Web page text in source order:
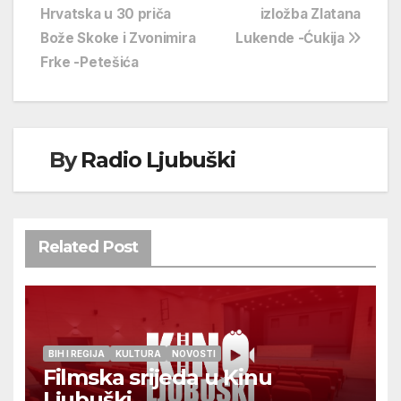
objava
izložba Zlatana
Lukende -Ćukija
Hrvatska u 30 priča
Bože Skoke i Zvonimira
Frke -Petešića
ByRadio Ljubuški
Related Post
BIH I REGIJA KULTURA NOVOSTI
Filmska srijeda u Kinu